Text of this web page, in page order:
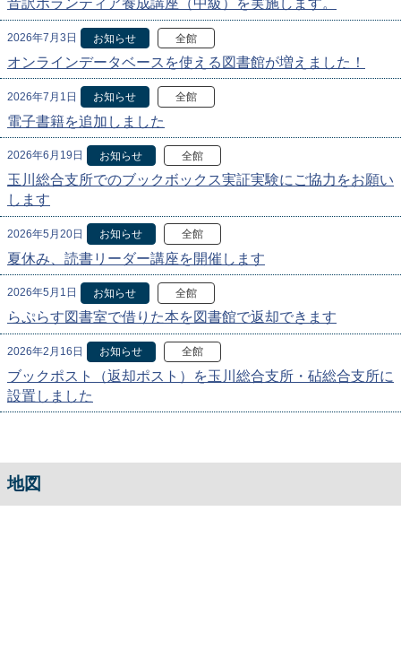
音訳ボランティア養成講座（中級）を実施します。
2026年7月3日 お知らせ 全館
オンラインデータベースを使える図書館が増えました！
2026年7月1日 お知らせ 全館
電子書籍を追加しました
2026年6月19日 お知らせ 全館
玉川総合支所でのブックボックス実証実験にご協力をお願い
します
2026年5月20日 お知らせ 全館
夏休み、読書リーダー講座を開催します
2026年5月1日 お知らせ 全館
らぷらす図書室で借りた本を図書館で返却できます
2026年2月16日 お知らせ 全館
ブックポスト（返却ポスト）を玉川総合支所・砧総合支所に
設置しました
地図